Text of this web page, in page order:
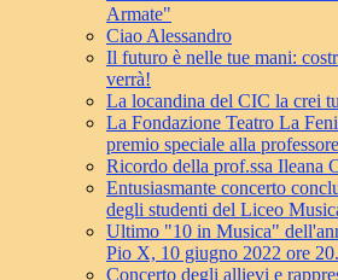
Armate"
Ciao Alessandro
Il futuro è nelle tue mani:
verrà!
La locandina del CIC la crei
La Fondazione Teatro La
premio speciale alla
Ricordo della prof.ssa Ileana
Entusiasmante concerto
degli studenti del Liceo
Ultimo "10 in Musica"
Pio X, 10 giugno 2022 ore
Concerto degli allievi e